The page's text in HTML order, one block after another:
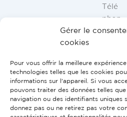
Gérer le
cookies
Pour vous offrir la meilleure
technologies telles que les cookies
informations sur l'appareil. Si vous
pouvons traiter des données telles
navigation ou des identifiants uniques
donnez pas ou ne retirez pas votre
Télé
phon
e ES,
PT:
+34
91
946
44